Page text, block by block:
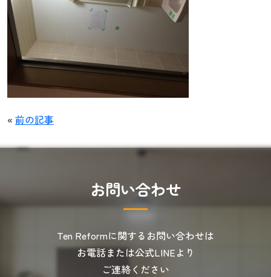
« 前の記事
お問い合わせ
Ten Reformに関するお問い合わせは
お電話または公式LINEより
ご連絡ください